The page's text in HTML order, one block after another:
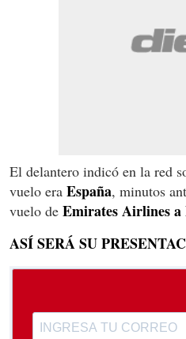
El delantero indicó en la red
vuelo era España, minutos
vuelo de Emirates Airlines a
ASÍ SERÁ SU